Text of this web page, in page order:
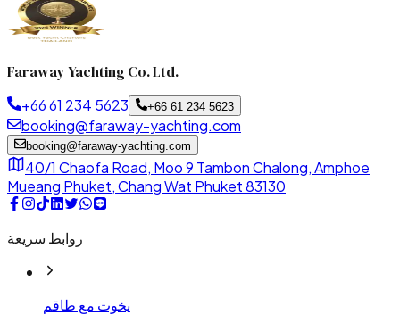
Faraway Yachting Co. Ltd.
+66 61 234 5623 +66 61 234 5623
booking@faraway-yachting.com
booking@faraway-yachting.com
40/1 Chaofa Road, Moo 9 Tambon Chalong, Amphoe
Mueang Phuket, Chang Wat Phuket 83130
روابط سريعة
يخوت مع طاقم